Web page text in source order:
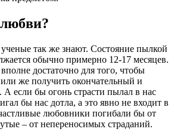
так же знают. Состояние пылкой
обычно примерно 12-17 месяцев.
достаточно для того, чтобы
же получить окончательный и
А если бы огонь страсти пылал в нас
бы нас дотла, а это явно не входит в
любовники погибали бы от
– от непереносимых страданий.